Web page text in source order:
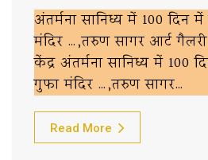
अंतर्मना सानिध्य में 100 दिन
मंदिर …,तरुण सागर आर्ट
केंद्र अंतर्मना सानिध्य में 100
गुफा मंदिर …,तरुण सागर…
Read More